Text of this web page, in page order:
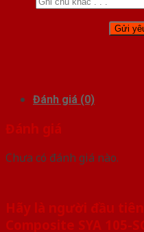
Đánh giá (0)
Đánh giá
Chưa có đánh giá nào.
Hãy là người đầu
Composite SYA 105-